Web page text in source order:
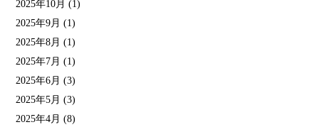
2025年10月 (1)
2025年9月 (1)
2025年8月 (1)
2025年7月 (1)
2025年6月 (3)
2025年5月 (3)
2025年4月 (8)